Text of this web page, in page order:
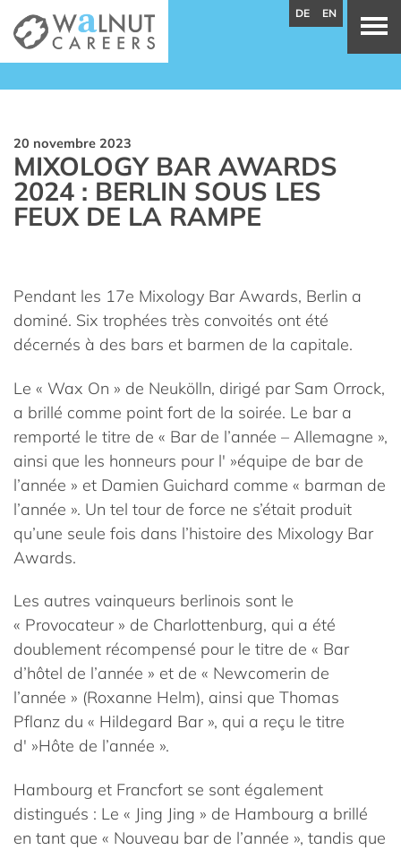
20 novembre 2023
MIXOLOGY BAR AWARDS
2024 : BERLIN SOUS LES
FEUX DE LA RAMPE
Pendant les 17e Mixology Bar Awards, Berlin a
dominé. Six trophées très convoités ont été
décernés à des bars et barmen de la capitale.
Le « Wax On » de Neukölln, dirigé par Sam Orrock,
a brillé comme point fort de la soirée. Le bar a
remporté le titre de « Bar de l’année – Allemagne »,
ainsi que les honneurs pour l' »équipe de bar de
l’année » et Damien Guichard comme « barman de
l’année ». Un tel tour de force ne s’était produit
qu’une seule fois dans l’histoire des Mixology Bar
Awards.
Les autres vainqueurs berlinois sont le
« Provocateur » de Charlottenburg, qui a été
doublement récompensé pour le titre de « Bar
d’hôtel de l’année » et de « Newcomerin de
l’année » (Roxanne Helm), ainsi que Thomas
Pflanz du « Hildegard Bar », qui a reçu le titre
d' »Hôte de l’année ».
Hambourg et Francfort se sont également
distingués : Le « Jing Jing » de Hambourg a brillé
en tant que « Nouveau bar de l’année », tandis que
DE EN